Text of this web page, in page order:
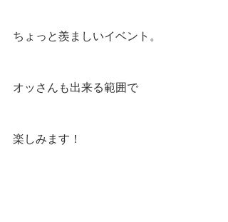
ちょっと羨ましいイベント。
オッさんも出来る範囲で
楽しみます！